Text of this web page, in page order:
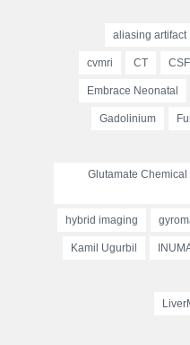
aliasing artifact
CSF
CT
cvmri
Embrace Neonatal
Gadolinium
Glutamate
hybrid imaging
Kamil Ugurbil